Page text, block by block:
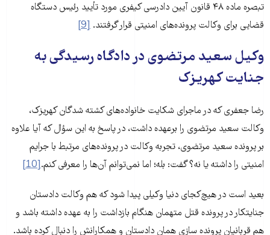
تبصره ماده ۴۸ قانون آیین ‌دادرسی کیفری مورد تأیید رئیس دستگاه
قضایی برای وکالت پرونده‌های امنیتی قرار گرفتند. [9]
وکیل سعید مرتضوی در دادگاه رسیدگی به
جنایت کهریزک
رضا جعفری که در ماجرای شکایت خانواده‌های کشته شدگان کهریزک،
وکالت سعید مرتضوی را برعهده داشت، در پاسخ به این سؤال که آیا علاوه
بر پرونده سعید مرتضوی، تجربه وکالت در پرونده‌های مرتبط با جرایم
امنیتی را داشته یا نه؟ گفت: بله؛ اما نمی‌توانم آن‌ها را معرفی کنم.[10]
بعید است در هیچ‌کجای دنیا وکیلی پیدا شود که هم وکالت دادستان
جنایتکار در پرونده قتل متهمان هنگام بازداشت را به عهده داشته باشد و
هم قربانیان پرونده‌‌‌‌ سازی همان دادستان و همکارانش را دنبال کرده باشد.